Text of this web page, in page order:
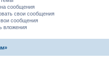
сообщения
свои сообщения
сообщения
вложения